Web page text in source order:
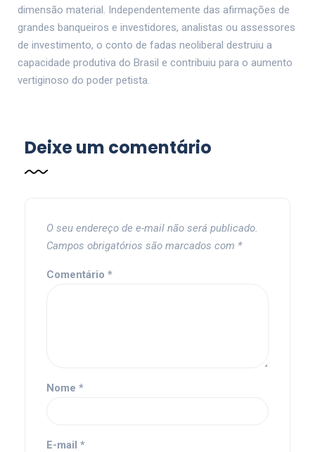
dimensão material. Independentemente das afirmações de
grandes banqueiros e investidores, analistas ou assessores
de investimento, o conto de fadas neoliberal destruiu a
capacidade produtiva do Brasil e contribuiu para o aumento
vertiginoso do poder petista.
Deixe um comentário
O seu endereço de e-mail não será publicado.
Campos obrigatórios são marcados com *
Comentário *
Nome *
E-mail *